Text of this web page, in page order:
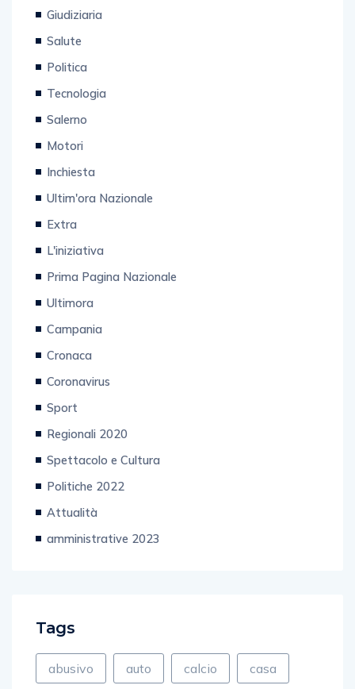
Giudiziaria
Salute
Politica
Tecnologia
Salerno
Motori
Inchiesta
Ultim'ora Nazionale
Extra
L'iniziativa
Prima Pagina Nazionale
Ultimora
Campania
Cronaca
Coronavirus
Sport
Regionali 2020
Spettacolo e Cultura
Politiche 2022
Attualità
amministrative 2023
Tags
abusivo auto calcio casa